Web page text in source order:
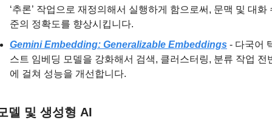
‘추론’ 작업으로 재정의해서 실행하게 함으로써, 문맥 및 대화
준의 정확도를 향상시킵니다.
Gemini Embedding: Generalizable Embeddings - 다국어
스트 임베딩 모델을 강화해서 검색, 클러스터링, 분류 작업 전
에 걸쳐 성능을 개선합니다.
델 및 생성형 AI